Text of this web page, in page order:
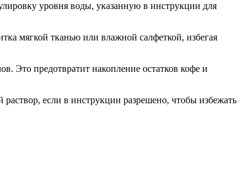
уровня воды, указанную в инструкции для
мягкой тканью или влажной салфеткой, избегая
Это предотвратит накопление остатков кофе и
если в инструкции разрешено, чтобы избежать